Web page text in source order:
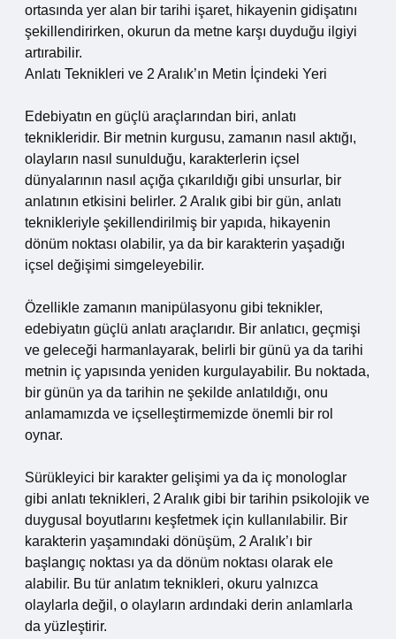
ortasında yer alan bir tarihi işaret, hikayenin gidişatını
şekillendirirken, okurun da metne karşı duyduğu ilgiyi
artırabilir.
Anlatı Teknikleri ve 2 Aralık’ın Metin İçindeki Yeri
Edebiyatın en güçlü araçlarından biri, anlatı
teknikleridir. Bir metnin kurgusu, zamanın nasıl aktığı,
olayların nasıl sunulduğu, karakterlerin içsel
dünyalarının nasıl açığa çıkarıldığı gibi unsurlar, bir
anlatının etkisini belirler. 2 Aralık gibi bir gün, anlatı
teknikleriyle şekillendirilmiş bir yapıda, hikayenin
dönüm noktası olabilir, ya da bir karakterin yaşadığı
içsel değişimi simgeleyebilir.
Özellikle zamanın manipülasyonu gibi teknikler,
edebiyatın güçlü anlatı araçlarıdır. Bir anlatıcı, geçmişi
ve geleceği harmanlayarak, belirli bir günü ya da tarihi
metnin iç yapısında yeniden kurgulayabilir. Bu noktada,
bir günün ya da tarihin ne şekilde anlatıldığı, onu
anlamamızda ve içselleştirmemizde önemli bir rol
oynar.
Sürükleyici bir karakter gelişimi ya da iç monologlar
gibi anlatı teknikleri, 2 Aralık gibi bir tarihin psikolojik ve
duygusal boyutlarını keşfetmek için kullanılabilir. Bir
karakterin yaşamındaki dönüşüm, 2 Aralık’ı bir
başlangıç noktası ya da dönüm noktası olarak ele
alabilir. Bu tür anlatım teknikleri, okuru yalnızca
olaylarla değil, o olayların ardındaki derin anlamlarla
da yüzleştirir.